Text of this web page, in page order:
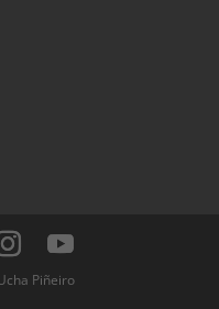
Piñeiro